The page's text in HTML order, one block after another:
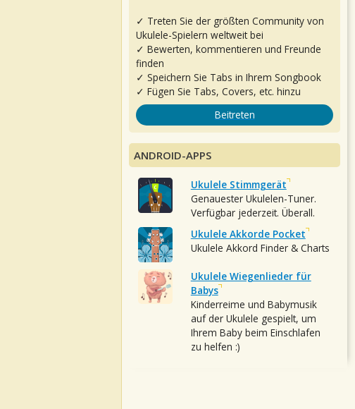
✓ Treten Sie der größten Community von
Ukulele-Spielern weltweit bei
✓ Bewerten, kommentieren und Freunde
finden
✓ Speichern Sie Tabs in Ihrem Songbook
✓ Fügen Sie Tabs, Covers, etc. hinzu
Beitreten
ANDROID-APPS
Ukulele Stimmgerät
Genauester Ukulelen-Tuner.
Verfügbar jederzeit. Überall.
Ukulele Akkorde Pocket
Ukulele Akkord Finder & Charts
Ukulele Wiegenlieder für
Babys
Kinderreime und Babymusik
auf der Ukulele gespielt, um
Ihrem Baby beim Einschlafen
zu helfen :)